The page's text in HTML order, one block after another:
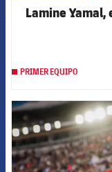
Lamine
PRIMER EQUIPO